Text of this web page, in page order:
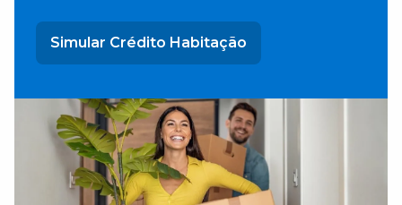
Simular Crédito Habitação